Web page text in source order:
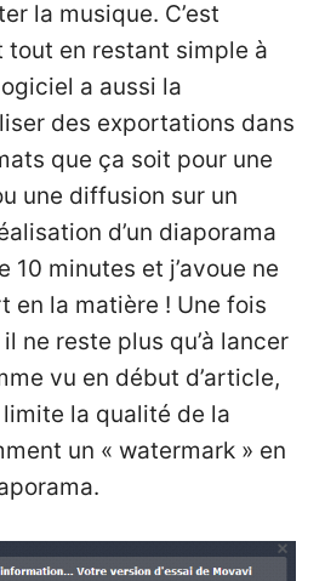
la musique. C’est
en restant simple à
a aussi la
des exportations dans
que ça soit pour une
une diffusion sur un
d’un diaporama
10 minutes et j’avoue ne
en la matière ! Une fois
ne reste plus qu’à lancer
vu en début d’article,
limite la qualité de la
un « watermark » en